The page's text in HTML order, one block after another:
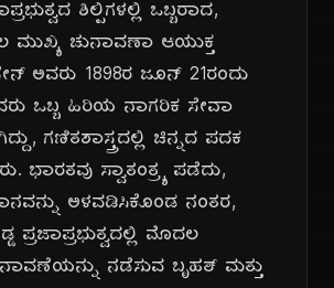
ಶಿಲ್ಪಿಗಳಲ್ಲಿ ಒಬ್ಬರಾದ,
ಮುಖ್ಯ ಚುನಾವಣಾ ಆಯುಕ್ತ
ಅವರು 1898ರ ಜೂನ್ 21ರಂದು
ಒಬ್ಬ ಹಿರಿಯ ನಾಗರಿಕ ಸೇವಾ
ಗಣಿತಶಾಸ್ತ್ರದಲ್ಲಿ ಚಿನ್ನದ ಪದಕ
ಭಾರತವು ಸ್ವಾತಂತ್ರ್ಯ ಪಡೆದು,
ಅಳವಡಿಸಿಕೊಂಡ ನಂತರ,
ಪ್ರಜಾಪ್ರಭುತ್ವದಲ್ಲಿ ಮೊದಲ
ನಡೆಸುವ ಬೃಹತ್ ಮತ್ತು